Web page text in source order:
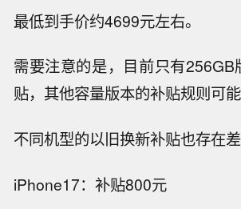
最低到手价约4699元左右。
需要注意的是，目前只有
贴，其他容量版本的补贴规则可能
不同机型的以旧换新补贴也存在差
iPhone17：补贴800元